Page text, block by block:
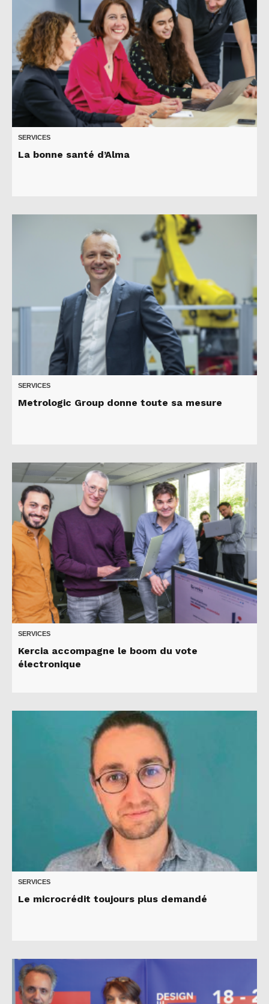
SERVICES
La bonne santé d’Alma
SERVICES
Metrologic Group donne toute sa mesure
SERVICES
Kercia accompagne le boom du vote
électronique
SERVICES
Le microcrédit toujours plus demandé